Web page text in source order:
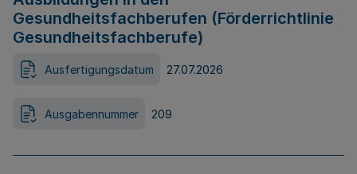
Gesundheitsfachberufen (Förderrichtlinie
Gesundheitsfachberufe)
Ausfertigungsdatum 27.07.2026
Ausgabennummer 209